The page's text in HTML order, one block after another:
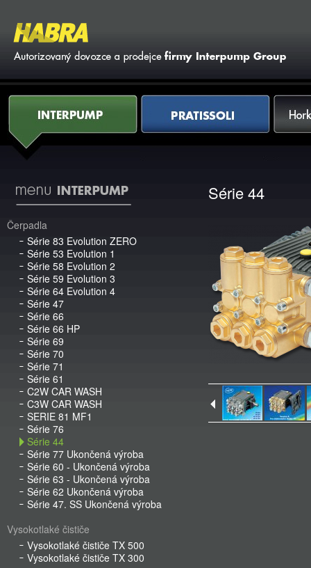
Interpump Pratissoli
Série 44
Čerpadla
Série 83 Evolution ZERO
Série 53 Evolution 1
Série 58 Evolution 2
Série 59 Evolution 3
Série 64 Evolution 4
Série 47
Série 66
Série 66 HP
Série 69
Série 70
Série 71
Série 61
C2W CAR WASH
C3W CAR WASH
SERIE 81 MF1
Série 76
Série 44
Série 77 Ukončená výroba
Série 60 - Ukončená výroba
Série 63 - Ukončená výroba
Série 62 Ukončená výroba
Série 47. SS Ukončená výroba
Vysokotlaké čističe
Vysokotlaké čističe TX 500
Vysokotlaké čističe TX 300